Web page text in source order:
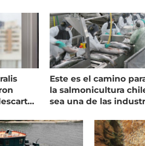
Este es el camino
la salmonicultura
sea una de las